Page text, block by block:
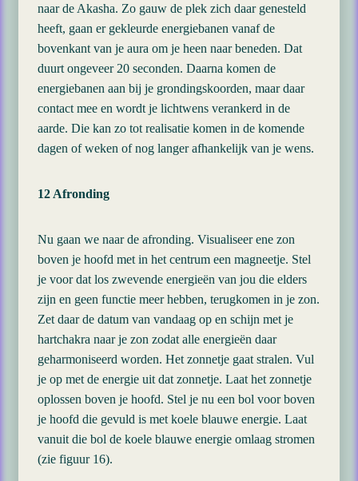
naar de Akasha. Zo gauw de plek zich daar genesteld
heeft, gaan er gekleurde energiebanen vanaf de
bovenkant van je aura om je heen naar beneden. Dat
duurt ongeveer 20 seconden. Daarna komen de
energiebanen aan bij je grondingskoorden, maar daar
contact mee en wordt je lichtwens verankerd in de
aarde. Die kan zo tot realisatie komen in de komende
dagen of weken of nog langer afhankelijk van je wens.
12 Afronding
Nu gaan we naar de afronding. Visualiseer ene zon
boven je hoofd met in het centrum een magneetje. Stel
je voor dat los zwevende energieën van jou die elders
zijn en geen functie meer hebben, terugkomen in je zon.
Zet daar de datum van vandaag op en schijn met je
hartchakra naar je zon zodat alle energieën daar
geharmoniseerd worden. Het zonnetje gaat stralen. Vul
je op met de energie uit dat zonnetje. Laat het zonnetje
oplossen boven je hoofd. Stel je nu een bol voor boven
je hoofd die gevuld is met koele blauwe energie. Laat
vanuit die bol de koele blauwe energie omlaag stromen
(zie figuur 16).